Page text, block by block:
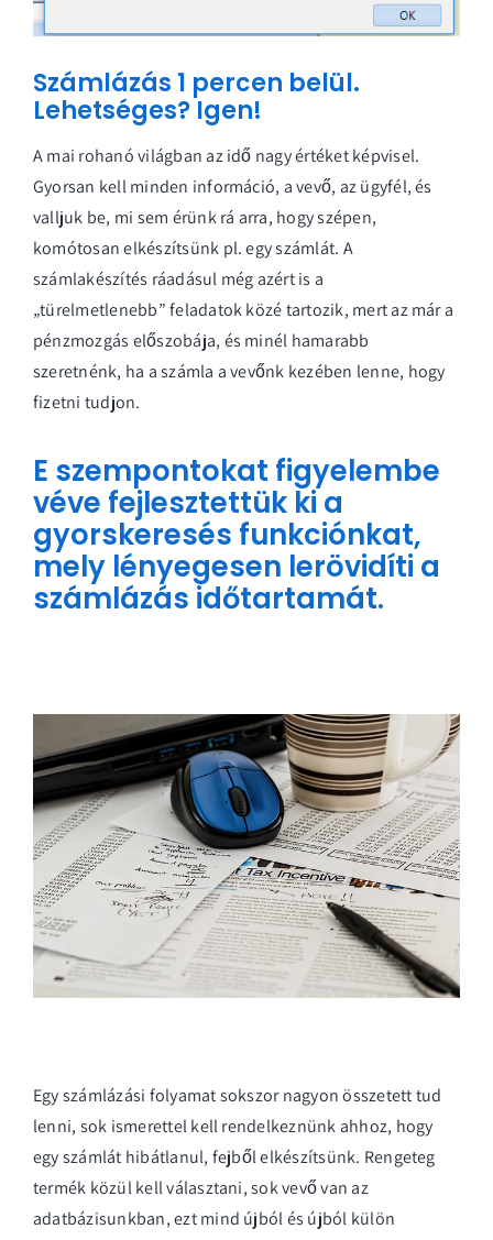
Számlázás 1 percen belül.
Lehetséges? Igen!
A mai rohanó világban az idő nagy értéket képvisel.
Gyorsan kell minden információ, a vevő, az ügyfél, és
valljuk be, mi sem érünk rá arra, hogy szépen,
komótosan elkészítsünk pl. egy számlát. A
számlakészítés ráadásul még azért is a
„türelmetlenebb” feladatok közé tartozik, mert az már a
pénzmozgás előszobája, és minél hamarabb
szeretnénk, ha a számla a vevőnk kezében lenne, hogy
fizetni tudjon.
E szempontokat figyelembe
véve fejlesztettük ki a
gyorskeresés funkciónkat,
mely lényegesen lerövidíti a
számlázás időtartamát.
Egy számlázási folyamat sokszor nagyon összetett tud
lenni, sok ismerettel kell rendelkeznünk ahhoz, hogy
egy számlát hibátlanul, fejből elkészítsünk. Rengeteg
termék közül kell választani, sok vevő van az
adatbázisunkban, ezt mind újból és újból külön